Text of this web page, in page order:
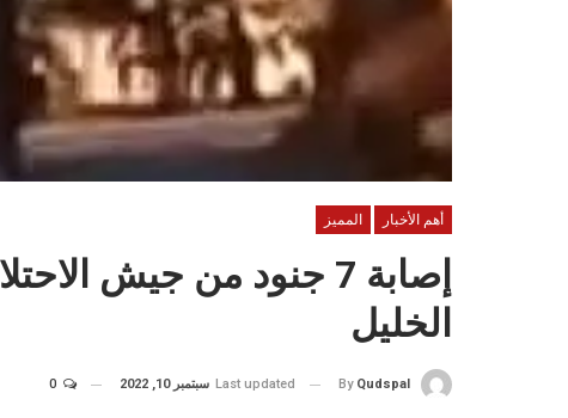
أهم الأخبار المميز
إصابة 7 جنود من جيش
الخليل
By Qudspal
Last updated سبتمبر 10, 2022